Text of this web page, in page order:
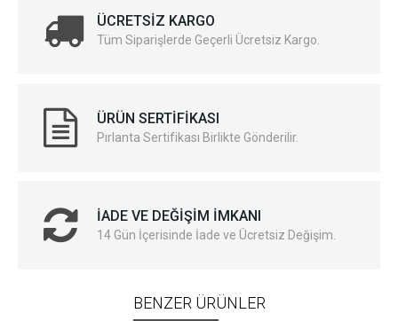
ÜCRETSIZ KARGO
Tüm Siparişlerde Geçerli Ücretsiz Kargo.
ÜRÜN SERTIFIKASI
Pırlanta Sertifikası Birlikte Gönderilir.
İADE VE DEĞIŞIM İMKANI
14 Gün İçerisinde İade ve Ücretsiz Değişim.
BENZER ÜRÜNLER